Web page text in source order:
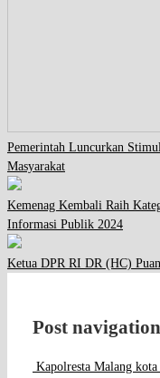
Pemerintah Luncurkan
Masyarakat
Kemenag Kembali Raih
Informasi Publik 2024
Ketua DPR RI DR (HC)
Post navigation
Kapolresta Malang